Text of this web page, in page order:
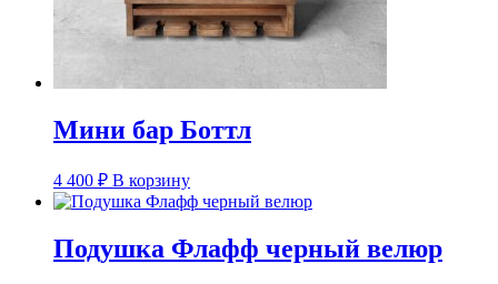
Мини бар Боттл
4 400 ₽ В корзину
Подушка Флафф черный велюр